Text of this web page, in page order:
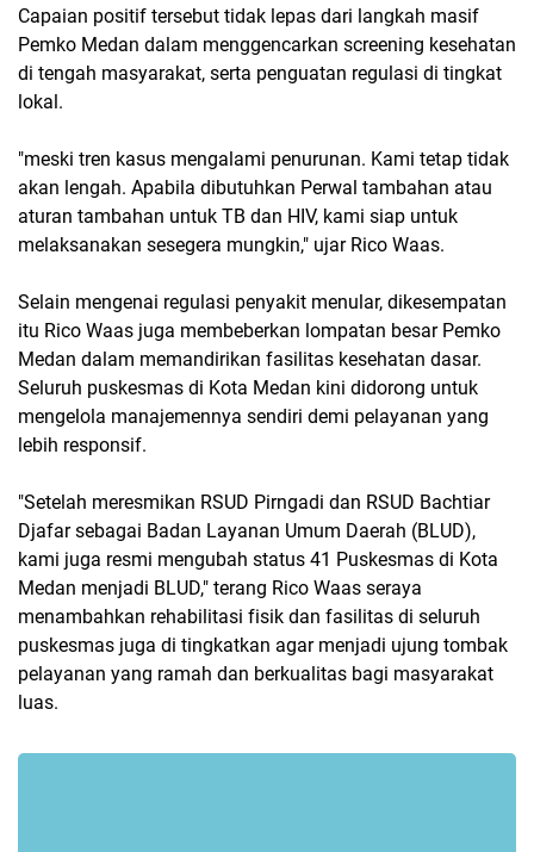
Capaian positif tersebut tidak lepas dari langkah masif
Pemko Medan dalam menggencarkan screening kesehatan
di tengah masyarakat, serta penguatan regulasi di tingkat
lokal.
"meski tren kasus mengalami penurunan. Kami tetap tidak
akan lengah. Apabila dibutuhkan Perwal tambahan atau
aturan tambahan untuk TB dan HIV, kami siap untuk
melaksanakan sesegera mungkin," ujar Rico Waas.
Selain mengenai regulasi penyakit menular, dikesempatan
itu Rico Waas juga membeberkan lompatan besar Pemko
Medan dalam memandirikan fasilitas kesehatan dasar.
Seluruh puskesmas di Kota Medan kini didorong untuk
mengelola manajemennya sendiri demi pelayanan yang
lebih responsif.
"Setelah meresmikan RSUD Pirngadi dan RSUD Bachtiar
Djafar sebagai Badan Layanan Umum Daerah (BLUD),
kami juga resmi mengubah status 41 Puskesmas di Kota
Medan menjadi BLUD," terang Rico Waas seraya
menambahkan rehabilitasi fisik dan fasilitas di seluruh
puskesmas juga di tingkatkan agar menjadi ujung tombak
pelayanan yang ramah dan berkualitas bagi masyarakat
luas.